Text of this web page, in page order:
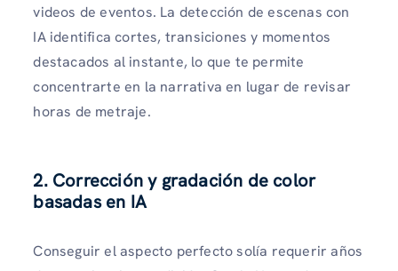
videos de eventos. La detección de escenas con
IA identifica cortes, transiciones y momentos
destacados al instante, lo que te permite
concentrarte en la narrativa en lugar de revisar
horas de metraje.
2. Corrección y gradación de color
basadas en IA
Conseguir el aspecto perfecto solía requerir años